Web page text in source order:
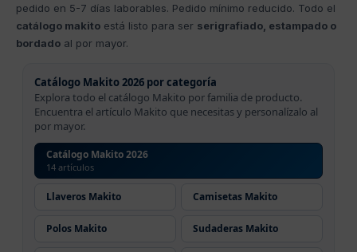
pedido en 5-7 días laborables. Pedido mínimo reducido. Todo el
catálogo makito está listo para ser serigrafiado, estampado o
bordado al por mayor.
Catálogo Makito 2026 por categoría
Explora todo el catálogo Makito por familia de producto.
Encuentra el artículo Makito que necesitas y personalízalo al
por mayor.
Catálogo Makito 2026
14 artículos
Llaveros Makito Camisetas Makito
Polos Makito Sudaderas Makito